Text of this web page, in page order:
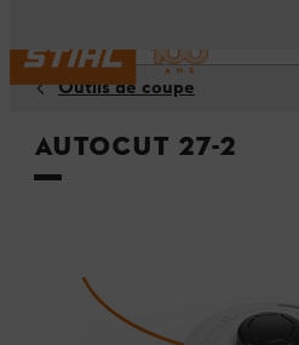
Outils de coupe
AutoCut 27-2